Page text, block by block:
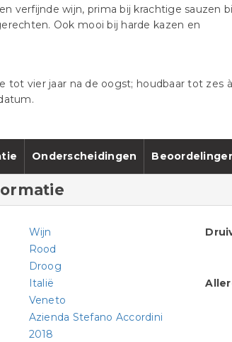
verfijnde wijn, prima bij krachtige sauzen
Ook mooi bij harde kazen en
tot vier jaar na de oogst; houdbaar tot zes à
Onderscheidingen
Wijn
Rood
Droog
Italië
Veneto
Azienda Stefano Accordini
2018